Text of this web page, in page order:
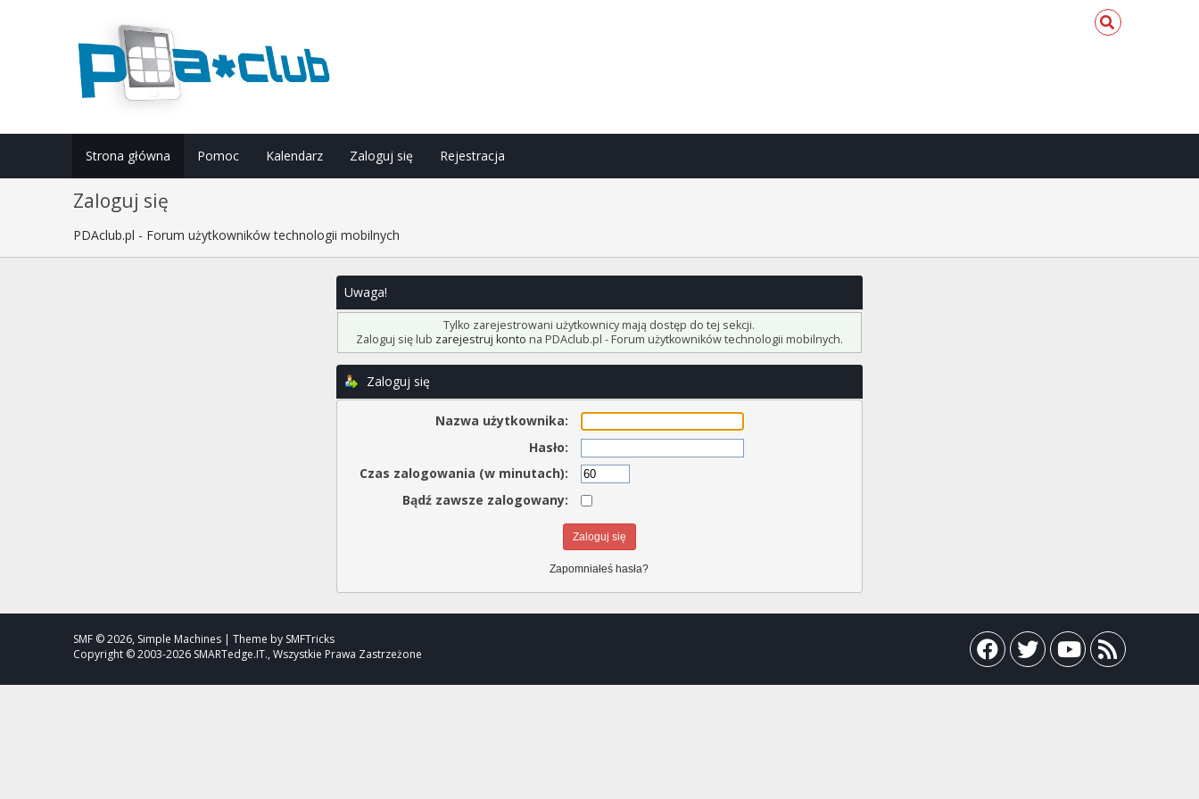
Strona główna Pomoc Kalendarz Zaloguj się Rejestracja
Zaloguj się
PDAclub.pl - Forum użytkowników technologii mobilnych
Uwaga!
Tylko zarejestrowani użytkownicy mają dostęp do tej sekcji.
Zaloguj się lub zarejestruj konto na PDAclub.pl - Forum użytkowników technologii mobilnych.
Zaloguj się
Nazwa użytkownika:
Hasło:
Czas zalogowania (w minutach):
Bądź zawsze zalogowany:
Zapomniałeś hasła?
SMF © 2026, Simple Machines | Theme by SMFTricks
Copyright © 2003-2026 SMARTedge.IT., Wszystkie Prawa Zastrzeżone